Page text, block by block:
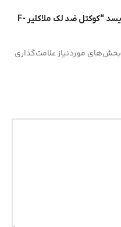
اولین کسی باشید که دیدگاهی می نویسد “کوکتل ضد لک ملاکلیر F-
بخش‌های موردنیاز علامت‌گذاری